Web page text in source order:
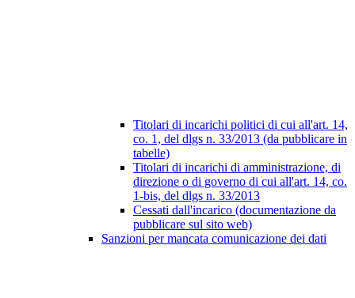
Titolari di incarichi politici di cui all'art. 14,
co. 1, del dlgs n. 33/2013 (da pubblicare in
tabelle)
Titolari di incarichi di amministrazione, di
direzione o di governo di cui all'art. 14, co.
1-bis, del dlgs n. 33/2013
Cessati dall'incarico (documentazione da
pubblicare sul sito web)
Sanzioni per mancata comunicazione dei dati